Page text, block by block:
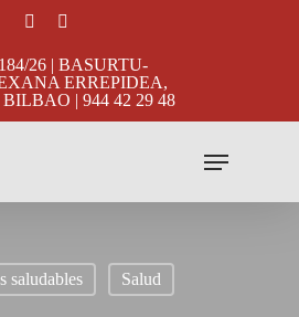
26 | BASURTU-
ERREPIDEA,
BILBAO | 944 42 29 48
Menu
saludables Salud